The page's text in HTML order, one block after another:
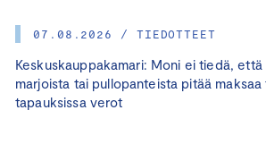
07.08.2026 / TIEDOTTEET
Keskuskauppakamari: Moni ei tiedä, että
marjoista tai pullopanteista pitää maksaa
tapauksissa verot